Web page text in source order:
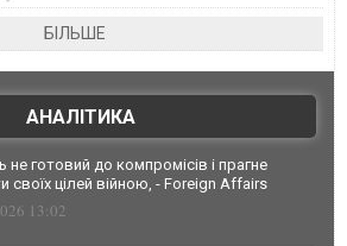
БІЛЬШЕ
АНАЛІТИКА
не готовий до компромісів і прагне
своїх цілей війною, - Foreign Affairs
13:02